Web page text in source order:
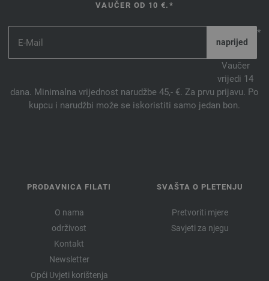
VAUČER OD 10 €.*
*
Vaučer
vrijedi 14
dana. Minimalna vrijednost narudžbe 45,- €. Za prvu prijavu. Po
kupcu i narudžbi može se iskoristiti samo jedan bon.
PRODAVNICA FILATI
O nama
održivost
Kontakt
Newsletter
Opći Uvjeti korištenja
SVAŠTA O PLETENJU
Pretvoriti mjere
Savjeti za njegu